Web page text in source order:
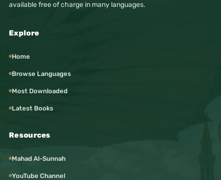
available free of charge in many languages.
Explore
Home
Browse Languages
Most Downloaded
Latest Books
Resources
Mahad Al-Sunnah
YouTube Channel